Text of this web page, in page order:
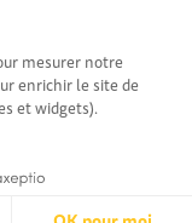
mesurer notre
enrichir le site de
et widgets).